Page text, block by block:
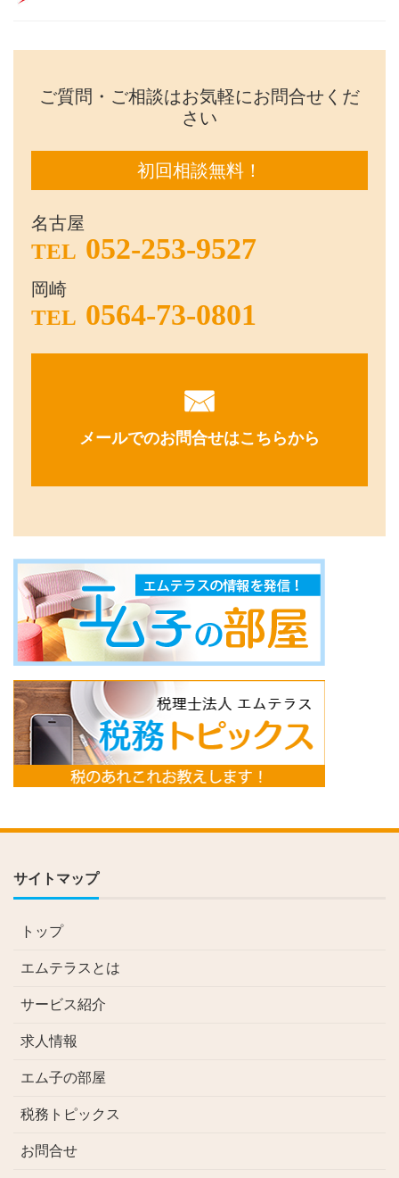
ご質問・ご相談はお気軽にお問合せくだ
さい
初回相談無料！
名古屋
TEL 052-253-9527
岡崎
TEL 0564-73-0801
メールでのお問合せはこちらから
サイトマップ
トップ
エムテラスとは
サービス紹介
求人情報
エム子の部屋
税務トピックス
お問合せ